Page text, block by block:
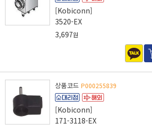
[Kobiconn]
3520-EX
3,697원
상품코드 P000255839
[Kobiconn]
171-3118-EX